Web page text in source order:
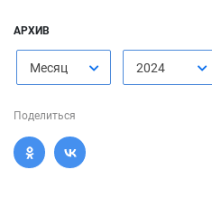
АРХИВ
Месяц 2024
Поделиться